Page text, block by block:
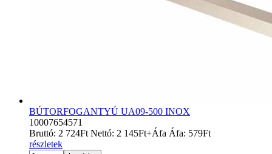
BÚTORFOGANTYÚ UA09-500 INOX
10007654571
Bruttó: 2 724Ft Nettó: 2 145Ft+Áfa Áfa: 579Ft
részletek